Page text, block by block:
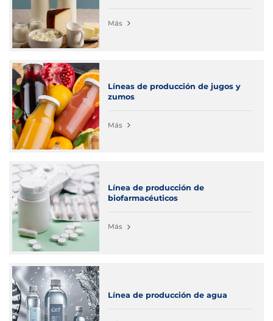
Más
Líneas de producción de jugos y
zumos
Más
Línea de producción de
biofarmacéuticos
Más
Línea de producción de agua